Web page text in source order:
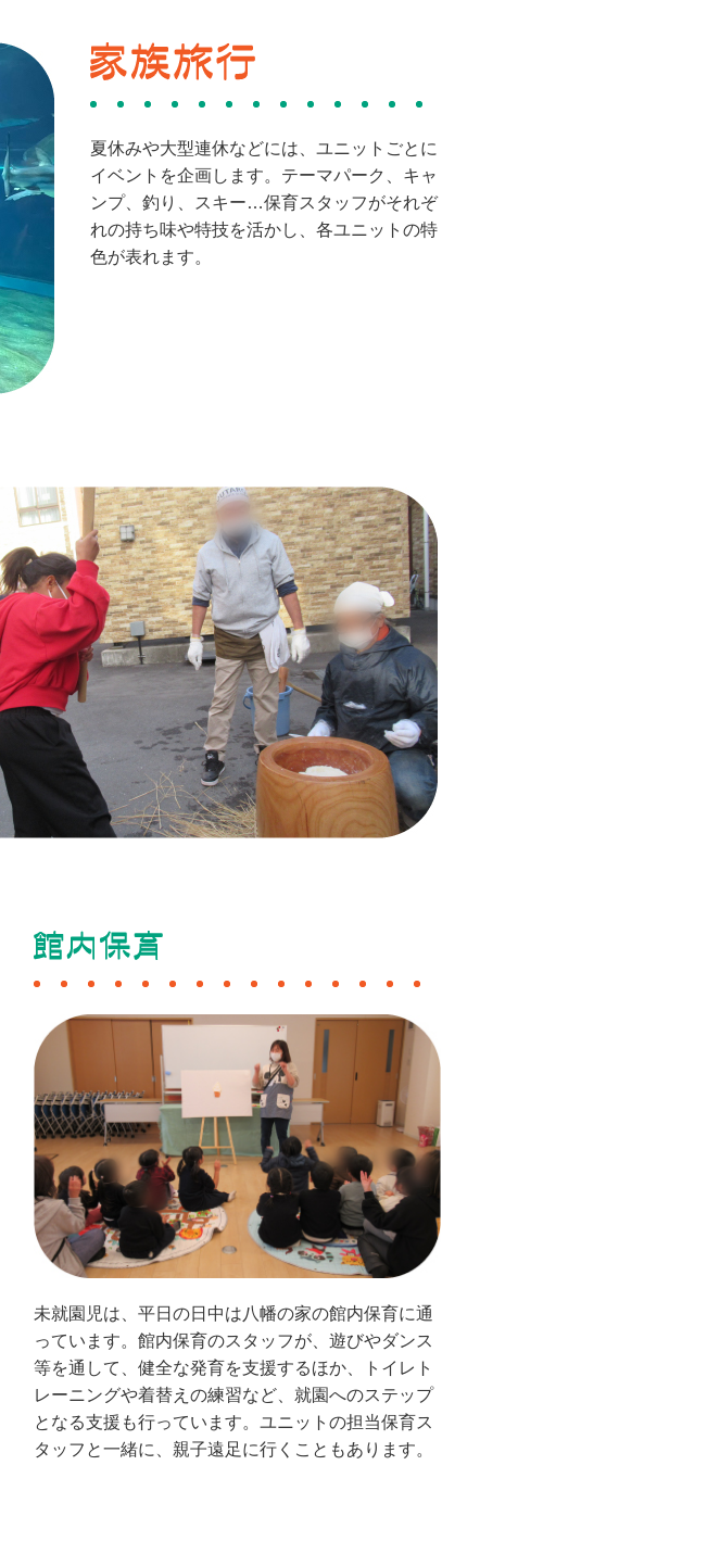
夏休みや大型連休などには、ユニットごとに
イベントを企画します。テーマパーク、キャ
ンプ、釣り、スキー…保育スタッフがそれぞ
れの持ち味や特技を活かし、各ユニットの特
色が表れます。
未就園児は、平日の日中は八幡の家の館内保育に通
っています。館内保育のスタッフが、遊びやダンス
等を通して、健全な発育を支援するほか、トイレト
レーニングや着替えの練習など、就園へのステップ
となる支援も行っています。ユニットの担当保育ス
タッフと一緒に、親子遠足に行くこともあります。